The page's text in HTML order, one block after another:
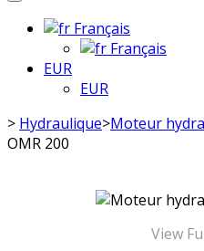
Français
Français
EUR
EUR
> Hydraulique>Moteur
OMR 200
View